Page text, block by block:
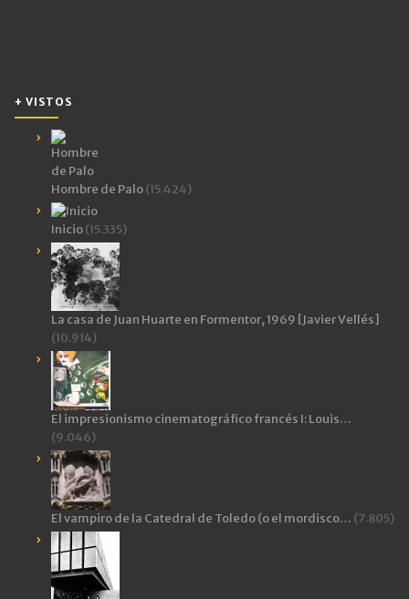
+ VISTOS
Hombre de Palo(15.424)
Inicio(15.335)
La casa de Juan Huarte en Formentor, 1969 [Javier Vellés]
(10.914)
El impresionismo cinematográfico francés I: Louis…
(9.046)
El vampiro de la Catedral de Toledo (o el mordisco… (7.805)